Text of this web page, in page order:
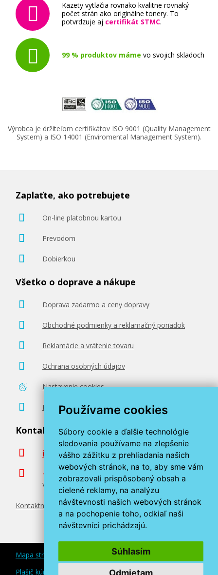
Používame cookies
Súbory cookie a ďalšie technológie
sledovania používame na zlepšenie
vášho zážitku z prehliadania našich
webových stránok, na to, aby sme vám
zobrazovali prispôsobený obsah a
cielené reklamy, na analýzu
návštevnosti našich webových stránok
a na pochopenie toho, odkiaľ naši
návštevníci prichádzajú.
Súhlasím
Odmietam
Kazety vytlačia rovnako kvalitne rovnaký
počet strán ako originálne tonery. To
potvrdzuje aj certifikát STMC.
99 % produktov máme vo svojich skladoch
Výrobca je držiteľom certifikátov ISO 9001 (Quality Management
System) a ISO 14001 (Enviromental Management System).
Zaplaťte, ako potrebujete
On-line platobnou kartou
Prevodom
Dobierkou
Všetko o doprave a nákupe
Doprava zadarmo a ceny dopravy
Obchodné podmienky a reklamačný poriadok
Reklamácie a vrátenie tovaru
Ochrana osobných údajov
Nastavenie cookies
Poradenstvo zadarmo
Kontaktujte nás
info@miroluk.sk
+420 377 222 313
Volajte v pracovné dni od 8. do 17. hod.
Kontaktné údaje
Mapa stránok
Plašič kún a myší